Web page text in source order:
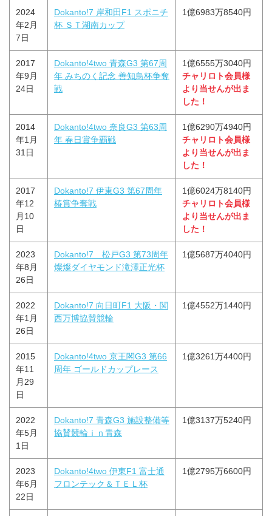
2024
年2月
7日
Dokanto!7 岸和田F1 スポニチ
杯 ＳＴ湖南カップ
1億6983万8540円
2017
年9月
24日
Dokanto!4two 青森G3 第67周
年 みちのく記念 善知鳥杯争奪
戦
1億6555万3040円
チャリロト会員様
より当せんが出ま
した！
2014
年1月
31日
Dokanto!4two 奈良G3 第63周
年 春日賞争覇戦
1億6290万4940円
チャリロト会員様
より当せんが出ま
した！
2017
年12
月10
日
Dokanto!7 伊東G3 第67周年
椿賞争奪戦
1億6024万8140円
チャリロト会員様
より当せんが出ま
した！
2023
年8月
26日
Dokanto!7 松戸G3 第73周年
燦燦ダイヤモンド滝澤正光杯
1億5687万4040円
2022
年1月
26日
Dokanto!7 向日町F1 大阪・関
西万博協賛競輪
1億4552万1440円
2015
年11
月29
日
Dokanto!4two 京王閣G3 第66
周年 ゴールドカップレース
1億3261万4400円
2022
年5月
1日
Dokanto!7 青森G3 施設整備等
協賛競輪ｉｎ青森
1億3137万5240円
2023
年6月
22日
Dokanto!4two 伊東F1 富士通
フロンテック＆ＴＥＬ杯
1億2795万6600円